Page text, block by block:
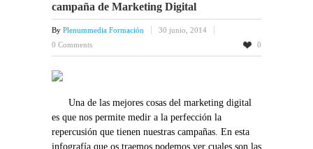
campaña de Marketing Digital
By Plenummedia Formación
30 junio, 2014
0 Comments
0
Una de las mejores cosas del marketing digital
es que nos permite medir a la perfección la
repercusión que tienen nuestras campañas. En esta
infografía que os traemos podemos ver cuales son las